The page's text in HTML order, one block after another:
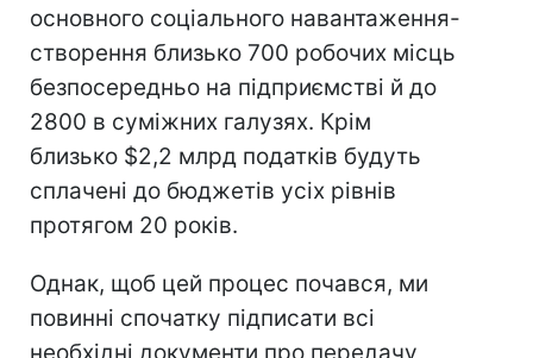
основного соціального навантаження-
створення близько 700 робочих місць
безпосередньо на підприємстві й до
2800 в суміжних галузях. Крім
близько $2,2 млрд податків будуть
сплачені до бюджетів усіх рівнів
протягом 20 років.
Однак, щоб цей процес почався, ми
повинні спочатку підписати всі